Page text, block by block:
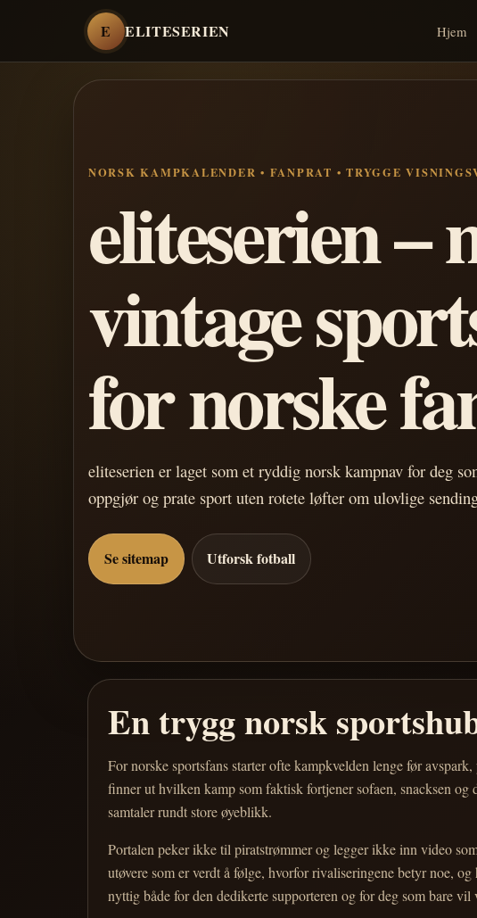
E ELITESERIEN Hjem
NORSK KAMPKALENDER • FANPRAT • TRYGGE
eliteserien –
vintage
for norske
eliteserien er laget som et ryddig norsk kampnav for deg
oppgjør og prate sport uten rotete løfter om ulovlige
Se sitemap Utforsk fotball
En trygg norsk
For norske sportsfans starter ofte kampkvelden lenge før
finner ut hvilken kamp som faktisk fortjener sofaen, snacksen
samtaler rundt store øyeblikk.
Portalen peker ikke til piratstrømmer og legger ikke inn video
utøvere som er verdt å følge, hvorfor rivaliseringene betyr noe,
nyttig både for den dedikerte supporteren og for deg som bare